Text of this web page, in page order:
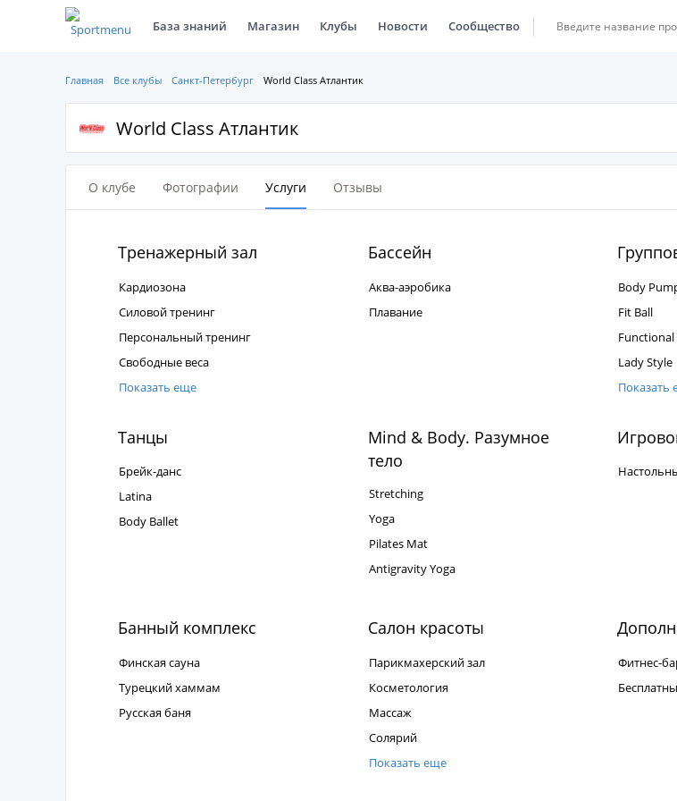
База знаний Магазин Клубы Новости Сообщество
Главная Все клубы Санкт-Петербург World Class Атлантик
World Class Атлантик
О клубе Фотографии Услуги Отзывы
Тренажерный зал
Кардиозона
Силовой тренинг
Персональный тренинг
Свободные веса
Показать еще
Бассейн
Аква-аэробика
Плавание
Body
Fit Ball
Lady Style
Показать
Танцы
Брейк-данс
Latina
Body Ballet
Mind & Body. Разумное
тело
Stretching
Yoga
Pilates Mat
Antigravity Yoga
Банный комплекс
Финская сауна
Турецкий хаммам
Русская баня
Салон красоты
Парикмахерский зал
Косметология
Массаж
Солярий
Показать еще
Фитнес-